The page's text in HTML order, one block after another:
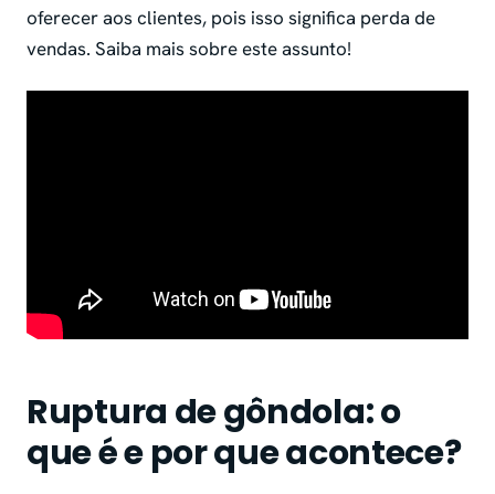
oferecer aos clientes, pois isso significa perda de
vendas. Saiba mais sobre este assunto!
Ruptura de gôndola: o
que é e por que acontece?